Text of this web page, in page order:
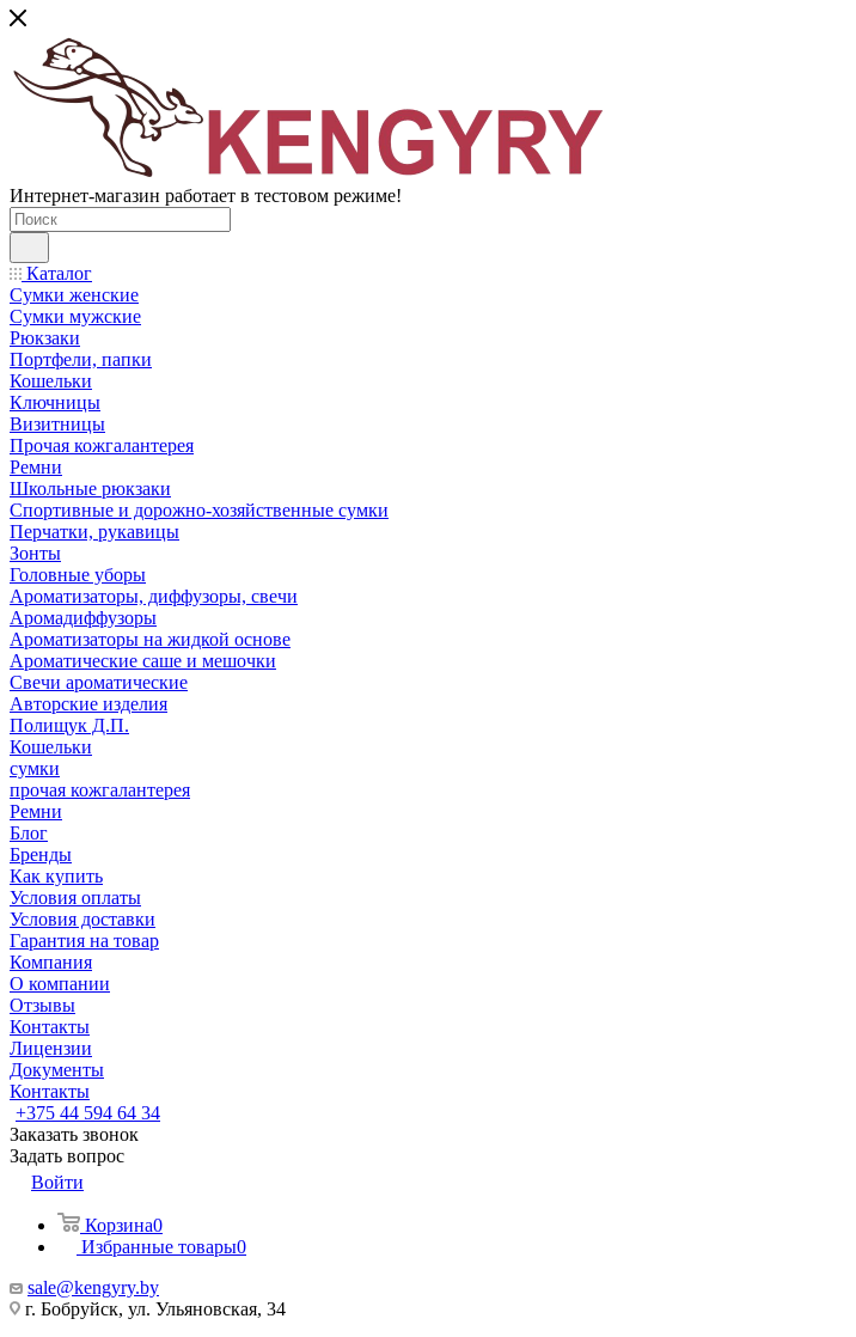
Интернет-магазин работает в тестовом режиме!
Каталог
Сумки женские
Сумки мужские
Рюкзаки
Портфели, папки
Кошельки
Ключницы
Визитницы
Прочая кожгалантерея
Ремни
Школьные рюкзаки
Спортивные и дорожно-хозяйственные сумки
Перчатки, рукавицы
Зонты
Головные уборы
Ароматизаторы, диффузоры, свечи
Аромадиффузоры
Ароматизаторы на жидкой основе
Ароматические саше и мешочки
Свечи ароматические
Авторские изделия
Полищук Д.П.
Кошельки
сумки
прочая кожгалантерея
Ремни
Блог
Бренды
Как купить
Условия оплаты
Условия доставки
Гарантия на товар
Компания
О компании
Отзывы
Контакты
Лицензии
Документы
Контакты
+375 44 594 64 34
Заказать звонок
Задать вопрос
Войти
Корзина0
Избранные товары0
sale@kengyry.by
г. Бобруйск, ул. Ульяновская, 34